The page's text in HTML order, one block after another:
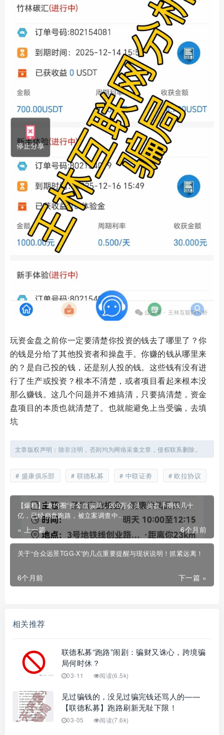
玩资金盘之前你一定要清楚你投资的钱去了哪里了？你
的钱是分给了其他投资者和操盘手。你赚的钱从哪里来
的？是自己投的钱，还是别人投的钱。这些钱有没有进
行了生产或投资？根本不清楚，或者项目看起来根本没
那么赚钱。这几个问题并不难搞清，只要搞清楚，资金
盘项目的本质也就清楚了。也就能避免上当受骗，去填
坑
文章版权声明：除非注明，否则均为网络采集文章，侵权联系删除。
盛康俱乐部 联德私募 中联证劵 欧拉协议
【爆料】“邀约圈”资金盘骗局，200万会员，操盘手圈钱几十
亿，已经崩盘跑路，被立案调查中...
« 上一篇 6个月前
关于“合众远景TGG-X”的几点重要提醒与现状说明！抓紧远离！
下一篇 »
6个月前
相关推荐
联德私募“跑路”闹剧：骗财又诛心，跨境骗
局何时休？
03-11 阅读(6.5k)
见过骗钱的，没见过骗完钱还骂人的——
【联德私募】跑路刷新无耻下限！
03-05 阅读(7.6k)